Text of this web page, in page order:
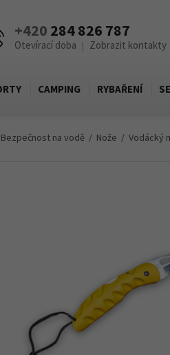
+420 284 826 787
Otevírací doba | Zobrazit kontakty
CAMPING RYBAŘENÍ
Bezpečnost na vodě Nože Vodácký